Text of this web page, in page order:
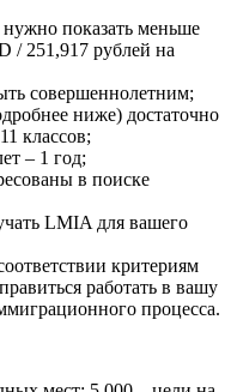
нужно показать меньше
/ 251,917 рублей на
совершеннолетним;
ниже) достаточно
классов;
– 1 год;
в поиске
LMIA для вашего
критериям
работать в вашу
процесса.